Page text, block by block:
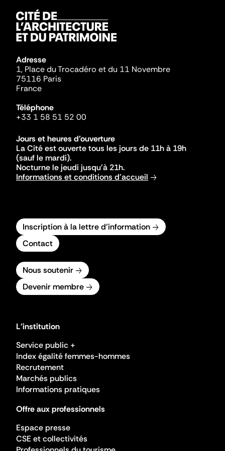
Adresse
1, Place du Trocadéro et du 11 Novembre
75116 Paris
France
Téléphone
+33 1 58 51 52 00
Jours et heures d'ouverture
La Cité est ouverte tous les jours de 11h à 19h
(sauf le mardi).
Nocturne le jeudi jusqu'à 21h.
Informations et conditions d'accueil
Inscription à la lettre d'information
Contact
Nous soutenir
Devenir membre
L'institution
Service public +
Index égalité femmes-hommes
Recrutement
Marchés publics
Informations pratiques
Offre aux professionnels
Espace presse
CSE et collectivités